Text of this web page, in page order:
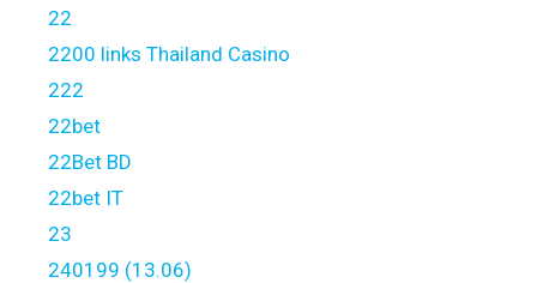
22
2200 links Thailand Casino
222
22bet
22Bet BD
22bet IT
23
240199 (13.06)